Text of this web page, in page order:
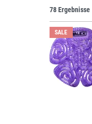
78 Ergebnisse
SALE